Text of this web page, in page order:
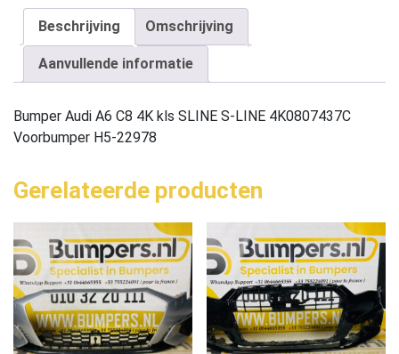
Beschrijving Omschrijving
Aanvullende informatie
Bumper Audi A6 C8 4K kls SLINE S-LINE 4K0807437C
Voorbumper H5-22978
Gerelateerde producten